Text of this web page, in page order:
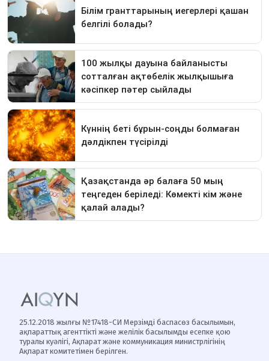
25.12.2018 жылғы №17418-СИ Мерзімді баспасөз басылымын,
ақпараттық агенттікті және желілік басылымды есепке қою
туралы куәлігі, Ақпарат және коммуникация министрлігінің
Ақпарат комитетімен берілген.